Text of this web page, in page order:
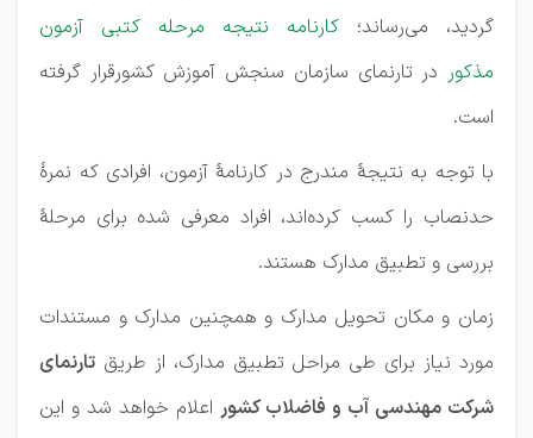
گردید، می‌رساند؛ کارنامه نتیجه مرحله کتبی ‌آزمون
مذکور در تارنمای سازمان سنجش آموزش کشورقرار گرفته
است.
با توجه به نتیجۀ مندرج در کارنامۀ آزمون، افرادی که نمرۀ
حدنصاب را کسب کرده‌اند، افراد معرفی شده برای مرحلۀ
بررسی و تطبیق مدارک هستند.
زمان و مکان تحویل مدارک و همچنین مدارک و مستندات
مورد نیاز برای طی مراحل تطبیق مدارک، از طریق تارنمای
شرکت مهندسی آب و فاضلاب کشور اعلام خواهد شد و این